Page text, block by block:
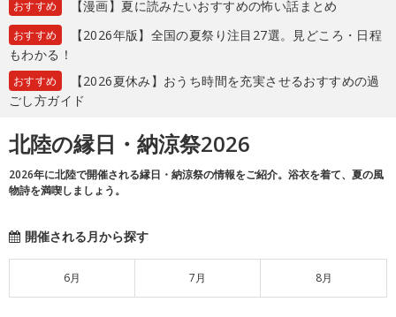
おすすめ 【漫画】夏に読みたいおすすめの怖い話まとめ
おすすめ
【2026年版】全国の夏祭り注目27選。見どころ・日程
もわかる！
おすすめ
【2026夏休み】おうち時間を充実させるおすすめの過
ごし方ガイド
北陸の縁日・納涼祭2026
2026年に北陸で開催される縁日・納涼祭の情報をご紹介。浴衣を着て、夏の風
物詩を満喫しましょう。
開催される月から探す
6月 7月 8月